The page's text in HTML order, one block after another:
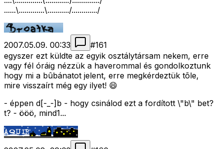
......\.............\.........../............./
2007.05.09. 00:33 #161
egyszer ezt küldte az egyik osztálytársam nekem, erre
vagy fél óráig nézzük a haverommal és gondolkoztunk
hogy mi a bûbánatot jelent, erre megkérdeztük tõle,
mire visszaírt még egy ilyet! 😄
- éppen d[-_-]b - hogy csinálod ezt a fordított \"b\" bet?
t? - ööö, mind1...